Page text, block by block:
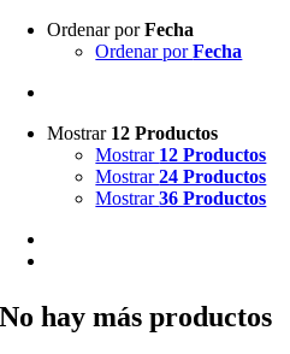
Ordenar porFecha
Ordenar porFecha
Mostrar 12 Productos
Mostrar 12 Productos
Mostrar24 Productos
Mostrar36 Productos
No hay más productos